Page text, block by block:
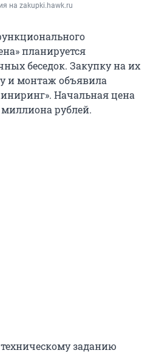
на zakupki.hawk.ru
планируется
беседок. Закупку на их
и монтаж объявила
Начальная цена
рублей.
заданию